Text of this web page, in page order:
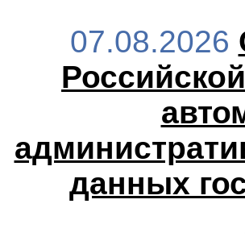
07.08.2026
данных